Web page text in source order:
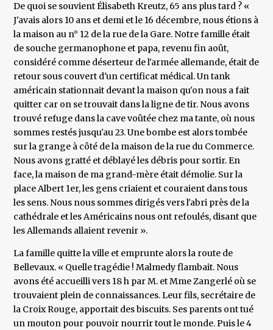
De quoi se souvient Élisabeth Kreutz, 65 ans plus tard ? «
J'avais alors 10 ans et demi et le 16 décembre, nous étions à
la maison au n° 12 de la rue de la Gare. Notre famille était
de souche germanophone et papa, revenu fin août,
considéré comme déserteur de l'armée allemande, était de
retour sous couvert d'un certificat médical. Un tank
américain stationnait devant la maison qu'on nous a fait
quitter car on se trouvait dans la ligne de tir. Nous avons
trouvé refuge dans la cave voûtée chez ma tante, où nous
sommes restés jusqu'au 23. Une bombe est alors tombée
sur la grange à côté de la maison de la rue du Commerce.
Nous avons gratté et déblayé les débris pour sortir. En
face, la maison de ma grand-mère était démolie. Sur la
place Albert 1er, les gens criaient et couraient dans tous
les sens. Nous nous sommes dirigés vers l'abri près de la
cathédrale et les Américains nous ont refoulés, disant que
les Allemands allaient revenir ».
La famille quitte la ville et emprunte alors la route de
Bellevaux. « Quelle tragédie ! Malmedy flambait. Nous
avons été accueilli vers 18 h par M. et Mme Zangerlé où se
trouvaient plein de connaissances. Leur fils, secrétaire de
la Croix Rouge, apportait des biscuits. Ses parents ont tué
un mouton pour pouvoir nourrir tout le monde. Puis le 4